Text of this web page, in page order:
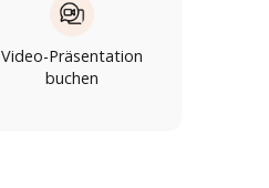
Video-Präsentation
buchen